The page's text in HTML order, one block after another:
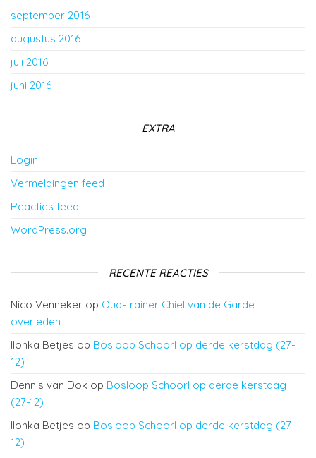
september 2016
augustus 2016
juli 2016
juni 2016
EXTRA
Login
Vermeldingen feed
Reacties feed
WordPress.org
RECENTE REACTIES
Nico Venneker op Oud-trainer Chiel van de Garde
overleden
Ilonka Betjes op Bosloop Schoorl op derde kerstdag (27-
12)
Dennis van Dok op Bosloop Schoorl op derde kerstdag
(27-12)
Ilonka Betjes op Bosloop Schoorl op derde kerstdag (27-
12)